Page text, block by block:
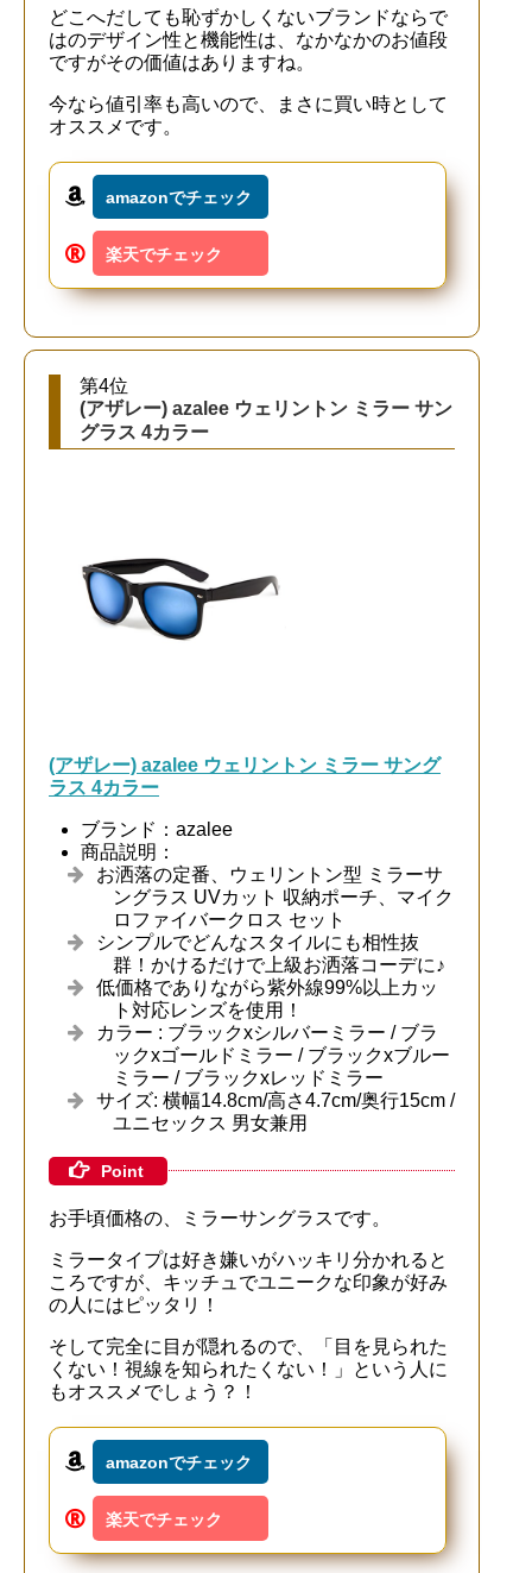
どこへだしても恥ずかしくないブランドならで
はのデザイン性と機能性は、なかなかのお値段
ですがその価値はありますね。
今なら値引率も高いので、まさに買い時として
オススメです。
amazonでチェック
楽天でチェック
第4位
(アザレー) azalee ウェリントン ミラー サン
グラス 4カラー
(アザレー) azalee ウェリントン ミラー サング
ラス 4カラー
ブランド：azalee
商品説明：
お洒落の定番、ウェリントン型 ミラーサ
ングラス UVカット 収納ポーチ、マイク
ロファイバークロス セット
シンプルでどんなスタイルにも相性抜
群！かけるだけで上級お洒落コーデに♪
低価格でありながら紫外線99%以上カッ
ト対応レンズを使用！
カラー : ブラックxシルバーミラー / ブラ
ックxゴールドミラー / ブラックxブルー
ミラー / ブラックxレッドミラー
サイズ: 横幅14.8cm/高さ4.7cm/奥行15cm /
ユニセックス 男女兼用
Point
お手頃価格の、ミラーサングラスです。
ミラータイプは好き嫌いがハッキリ分かれると
ころですが、キッチュでユニークな印象が好み
の人にはピッタリ！
そして完全に目が隠れるので、「目を見られた
くない！視線を知られたくない！」という人に
もオススメでしょう？！
amazonでチェック
楽天でチェック